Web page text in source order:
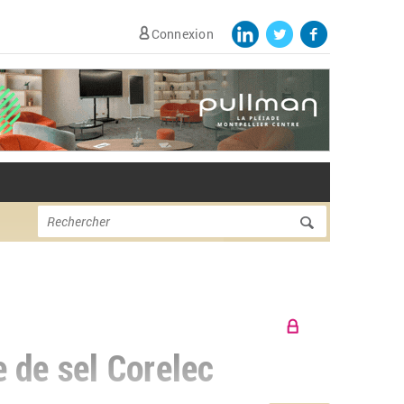
Connexion
Formulaire de
Rechercher
sel Corelec